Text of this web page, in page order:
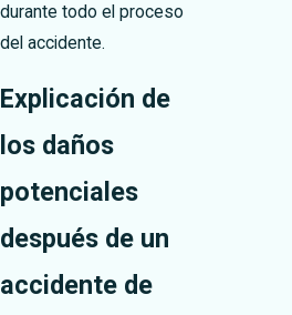
durante todo el proceso
del accidente.
Explicación de
los daños
potenciales
después de un
accidente de